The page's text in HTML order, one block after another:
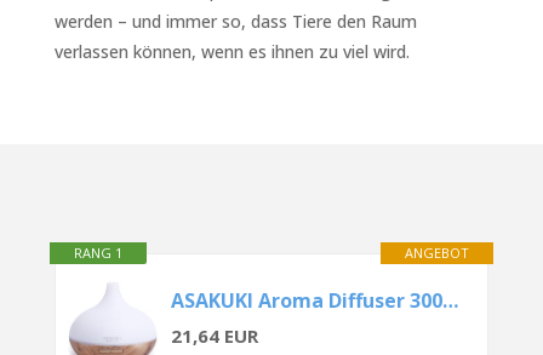
werden – und immer so, dass Tiere den Raum
verlassen können, wenn es ihnen zu viel wird.
ANGEBOT
RANG 1
ASAKUKI Aroma Diffuser 300ML
21,64 EUR